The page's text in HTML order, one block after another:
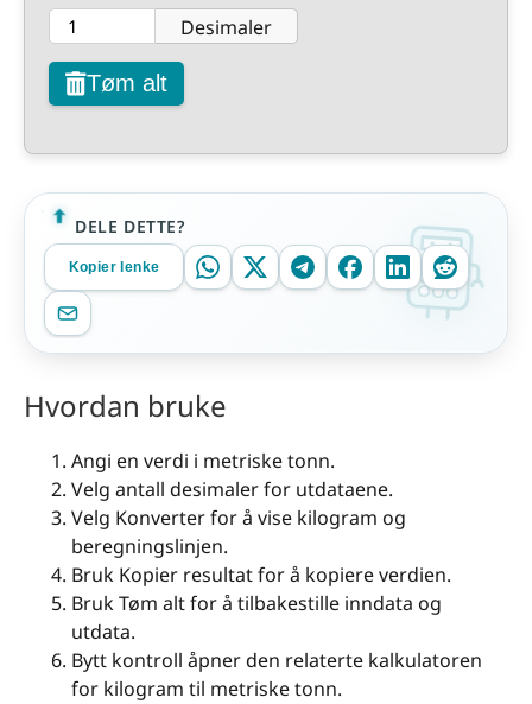
Desimaler
Tøm alt
DELE DETTE?
Kopier lenke
Hvordan bruke
Angi en verdi i metriske tonn.
Velg antall desimaler for utdataene.
Velg Konverter for å vise kilogram og
beregningslinjen.
Bruk Kopier resultat for å kopiere verdien.
Bruk Tøm alt for å tilbakestille inndata og
utdata.
Bytt kontroll åpner den relaterte kalkulatoren
for kilogram til metriske tonn.